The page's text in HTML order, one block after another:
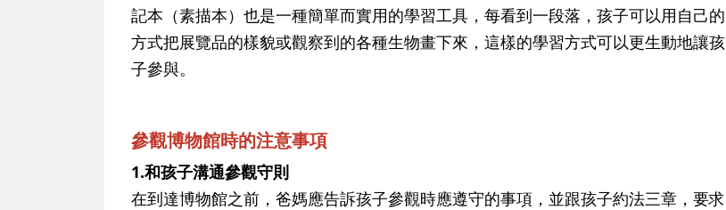
記本（素描本）也是一種簡單而實用的學習工具，每看到一段落，孩子可以用自己的
方式把展覽品的樣貌或觀察到的各種生物畫下來，這樣的學習方式可以更生動地讓孩
子參與。
參觀博物館時的注意事項
1.和孩子溝通參觀守則
在到達博物館之前，爸媽應告訴孩子參觀時應遵守的事項，並跟孩子約法三章，要求